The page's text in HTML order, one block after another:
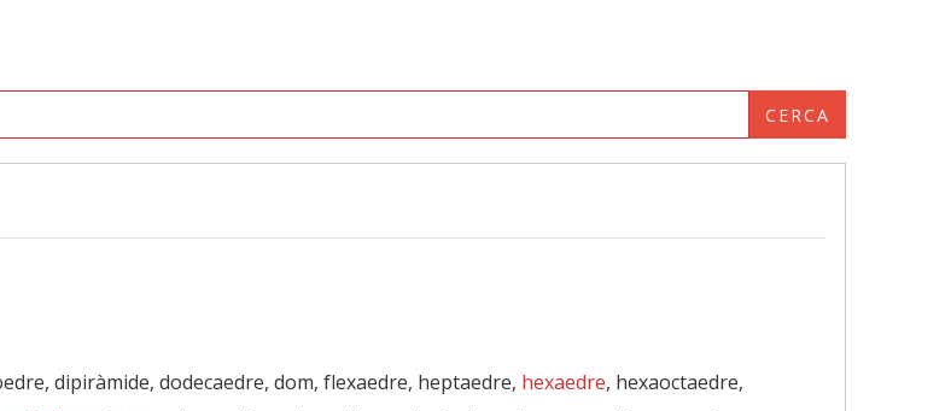
CERCA
dipiràmide, dodecaedre, dom, flexaedre, heptaedre, hexaedre, hexaoctaedre,